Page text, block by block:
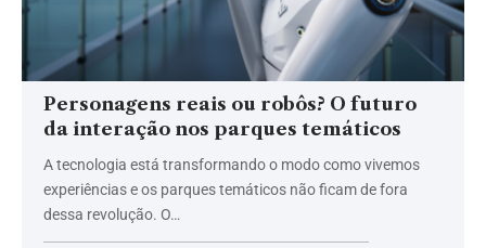
Personagens reais ou robôs? O futuro
da interação nos parques temáticos
A tecnologia está transformando o modo como vivemos
experiências e os parques temáticos não ficam de fora
dessa revolução. O…